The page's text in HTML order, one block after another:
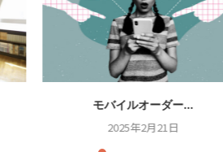
モバイルオーダー...
2025年2月21日